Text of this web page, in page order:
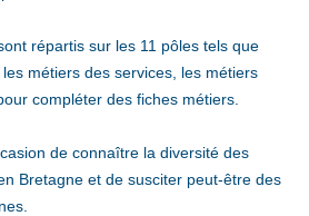
répartis sur les 11 pôles tels que
métiers des services, les métiers
compléter des fiches métiers.
de connaître la diversité des
Bretagne et de susciter peut-être des